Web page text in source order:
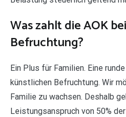
Was zahlt die AOK
Befruchtung?
Ein Plus für Familien. Eine
künstlichen Befruchtung. Wir
Familie zu wachsen. Deshalb
Leistungsanspruch von 50%